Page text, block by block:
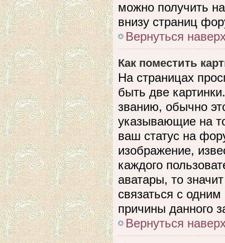
можно получить
внизу страниц
Вернуться
Как поместить
На страницах
быть две
званию, обычно
указывающие на
ваш статус на
изображение,
каждого
аватары, то
связаться с
причины данного
Вернуться